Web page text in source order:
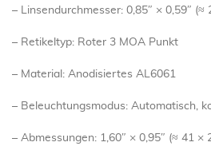
– Linsendurchmesser: 0,85″ × 0,59″ (≈
– Retikeltyp: Roter 3 MOA Punkt
– Material: Anodisiertes AL6061
– Beleuchtungsmodus: Automatisch,
– Abmessungen: 1,60″ × 0,95″ (≈ 41 ×